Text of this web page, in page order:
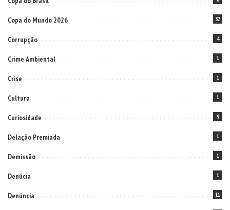
Copa do Mundo 2026 32
Corrupção 4
Crime Ambiental 1
Crise 1
Cultura 1
Curiosidade 9
Delação Premiada 1
Demissão 1
Denúcia 1
Denúncia 11